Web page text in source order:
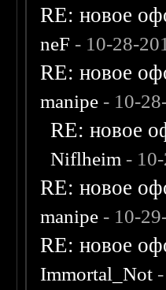
RE: новое
neF - 10-28-
RE: новое
manipe - 10-
RE: новое
Niflheim -
RE: новое
manipe - 10-
RE: новое
Immortal_Not